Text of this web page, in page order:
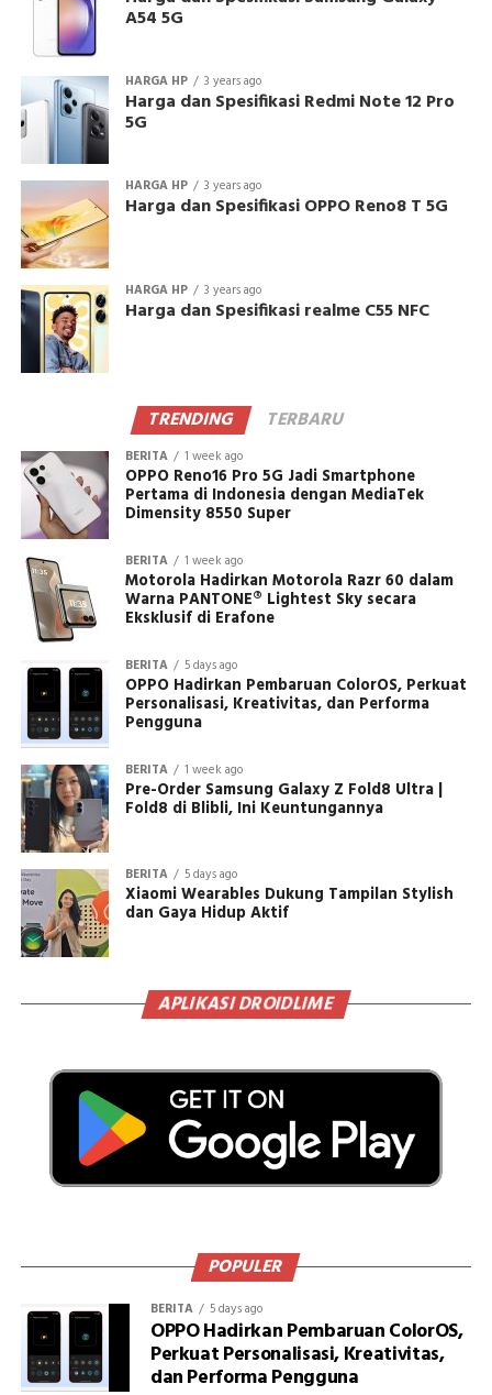
A54 5G
HARGA HP 3 years ago
Harga dan Spesifikasi Redmi Note 12 Pro
5G
HARGA HP 3 years ago
Harga dan Spesifikasi OPPO Reno8 T 5G
HARGA HP 3 years ago
Harga dan Spesifikasi realme C55 NFC
TRENDING TERBARU
BERITA 1 week ago
OPPO Reno16 Pro 5G Jadi Smartphone
Pertama di Indonesia dengan MediaTek
Dimensity 8550 Super
BERITA 1 week ago
Motorola Hadirkan Motorola Razr 60 dalam
Warna PANTONE® Lightest Sky secara
Eksklusif di Erafone
BERITA 5 days ago
OPPO Hadirkan Pembaruan ColorOS, Perkuat
Personalisasi, Kreativitas, dan Performa
Pengguna
BERITA 1 week ago
Pre-Order Samsung Galaxy Z Fold8 Ultra |
Fold8 di Blibli, Ini Keuntungannya
BERITA 5 days ago
Xiaomi Wearables Dukung Tampilan Stylish
dan Gaya Hidup Aktif
APLIKASI DROIDLIME
POPULER
BERITA 5 days ago
OPPO Hadirkan Pembaruan ColorOS,
Perkuat Personalisasi, Kreativitas,
dan Performa Pengguna